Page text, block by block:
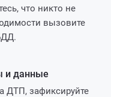
что никто не
вызовите
и данные
ДТП, зафиксируйте